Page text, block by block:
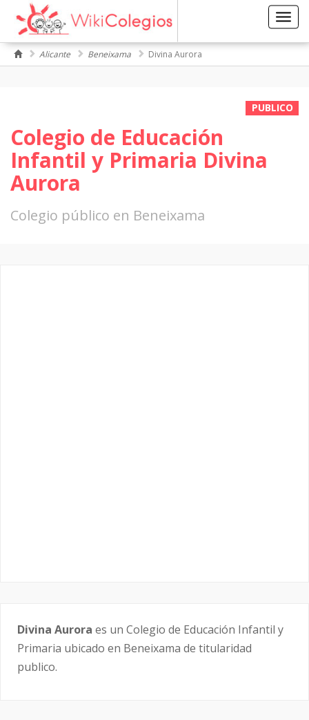
Alicante Beneixama Divina Aurora
PUBLICO
Colegio de Educación
Infantil y Primaria Divina
Aurora
Colegio público en Beneixama
Divina Aurora es un Colegio de Educación Infantil y
Primaria ubicado en Beneixama de titularidad
publico.